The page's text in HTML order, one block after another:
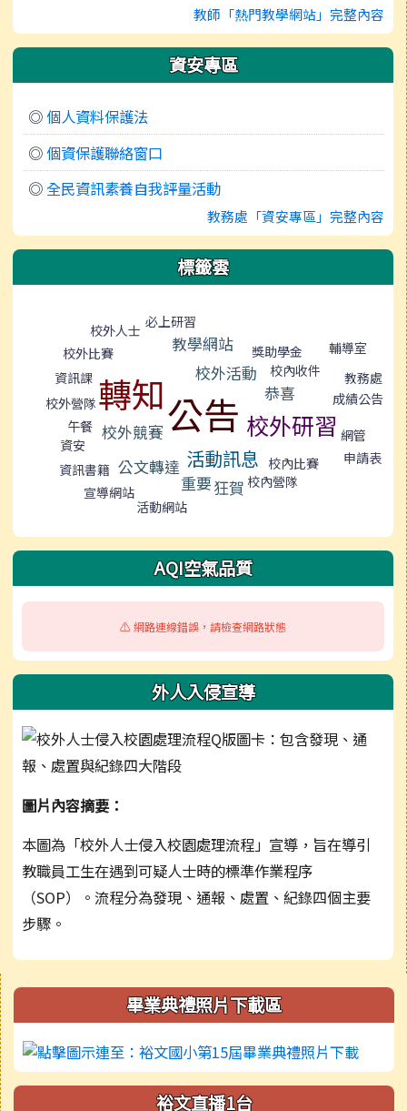
教師「熱門教學網站」完整內容
資安專區
◎個人資料保護法
◎個資保護聯絡窗口
◎全民資訊素養自我評量活動
教務處「資安專區」完整內容
標籤雲
校外人士 必上研習
校外比賽
教學網站 獎助學金
輔導室
資訊課 轉知 校外活動 校內收件
教務處
校外營隊
公告 恭喜
成績公告
午餐
資安
校外競賽 校外研習 網管
資訊書籍 公文轉達 活動訊息
重要
校內比賽
申請表
宣導網站
狂賀 校內營隊
活動網站
AQI空氣品質
⚠️ 網路連線錯誤，請檢查網路狀態
外人入侵宣導
圖片內容摘要：
本圖為「校外人士侵入校園處理流程」宣導，旨在導引
教職員工生在遇到可疑人士時的標準作業程序
（SOP）。流程分為發現、通報、處置、紀錄四個主要
步驟。
右邊區域內容畢業典禮照片下載區
裕文直播1台